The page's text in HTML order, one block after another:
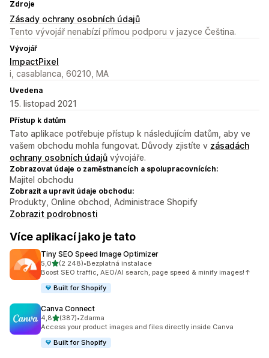
Zdroje
Zásady ochrany osobních údajů
Tento vývojář nenabízí přímou podporu v jazyce Čeština.
Vývojář
ImpactPixel
i, casablanca, 60210, MA
Uvedena
15. listopad 2021
Přístup k datům
Tato aplikace potřebuje přístup k následujícím datům, aby ve
vašem obchodu mohla fungovat. Důvody zjistíte v zásadách
ochrany osobních údajů vývojáře.
Zobrazovat údaje o zaměstnancích a spolupracovnících:
Majitel obchodu
Zobrazit a upravit údaje obchodu:
Produkty, Online obchod, Administrace Shopify
Zobrazit podrobnosti
Více aplikací jako je tato
Tiny SEO Speed Image Optimizer
5,0z 5 hvězd
(2 248)
Celkový počet recenzí: 2248
•Bezplatná instalace
Boost SEO traffic, AEO/AI search, page speed & minify images!↑
Built for Shopify
Canva Connect
4,8z 5 hvězd
(387)
Celkový počet recenzí: 387
•Zdarma
Access your product images and files directly inside Canva
Built for Shopify